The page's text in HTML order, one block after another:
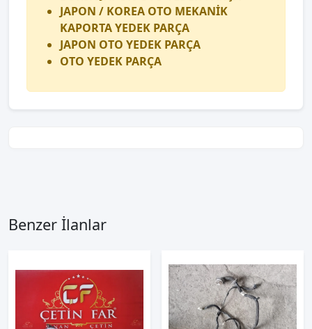
JAPON / KOREA OTO MEKANİK
KAPORTA YEDEK PARÇA
JAPON OTO YEDEK PARÇA
OTO YEDEK PARÇA
Benzer İlanlar